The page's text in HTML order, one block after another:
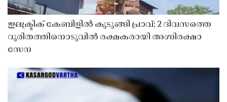
ഇലക്ട്രിക് കേബിളിൽ കുടുങ്ങി പ്രാവ്; 2 ദിവസത്തെ
ദുരിതത്തിനൊടുവിൽ രക്ഷകരായി അഗ്നിരക്ഷാ
സേന